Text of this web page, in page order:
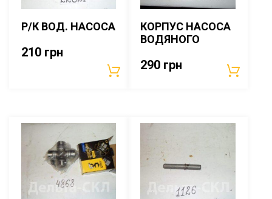
Р/К ВОД. НАСОСА
210 грн
КОРПУС НАСОСА
ВОДЯНОГО
290 грн